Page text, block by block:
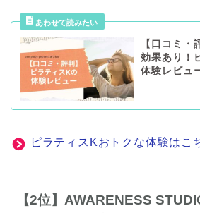
【口コミ・
効果あり！
体験レビュ
ピラティスKおトクな体験はこ
【2位】AWARENESS